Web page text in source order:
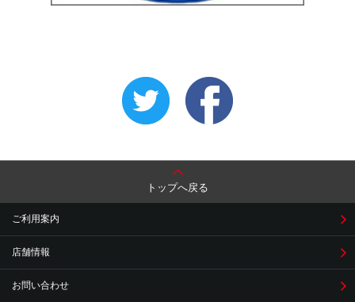
トップへ戻る
ご利用案内
店舗情報
お問い合わせ